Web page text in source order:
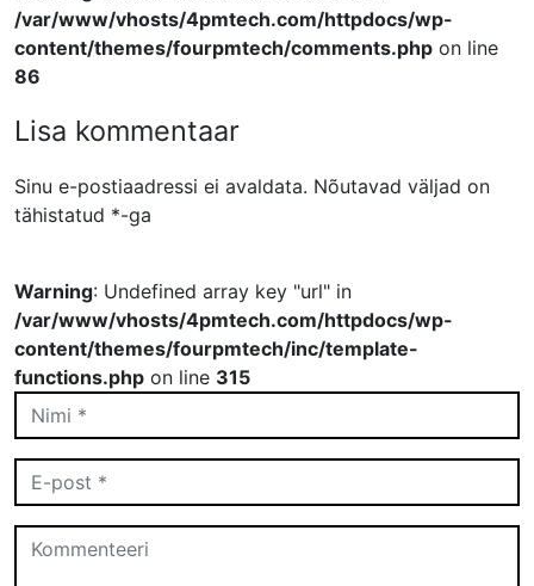
/var/www/vhosts/4pmtech.com/httpdocs/wp-
content/themes/fourpmtech/comments.php on line
86
Lisa kommentaar
Sinu e-postiaadressi ei avaldata. Nõutavad väljad on
tähistatud *-ga
Warning: Undefined array key "url" in
/var/www/vhosts/4pmtech.com/httpdocs/wp-
content/themes/fourpmtech/inc/template-
functions.php on line 315